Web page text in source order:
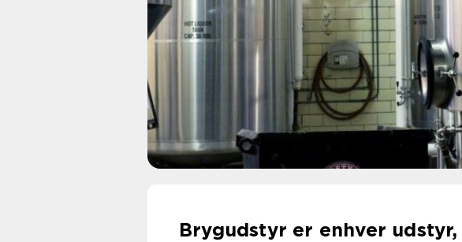
Brygudstyr er enhver